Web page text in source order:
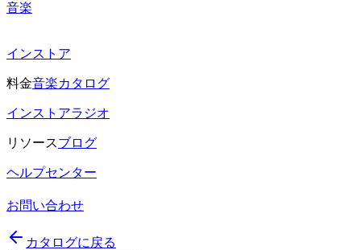
音楽
インストア
料金音楽カタログ
インストアラジオ
リソースブログ
ヘルプセンター
お問い合わせ
カタログに戻る